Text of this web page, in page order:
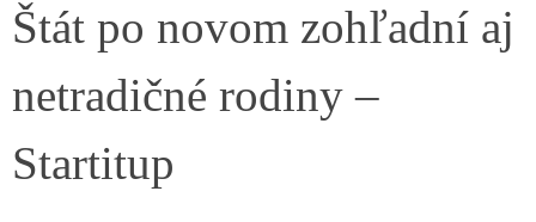
Štát po novom zohľadní aj
netradičné rodiny –
Startitup